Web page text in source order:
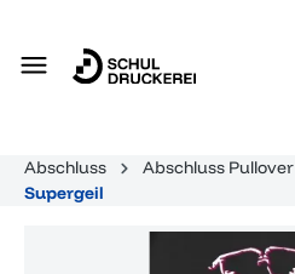
Abschluss Abschluss Pullover
Supergeil
Bildergalerie überspringen